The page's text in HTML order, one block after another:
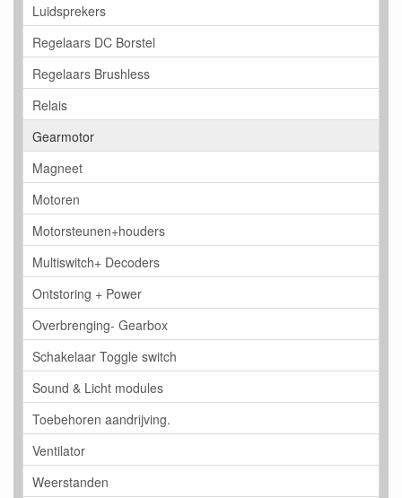
Luidsprekers
Regelaars DC Borstel
Regelaars Brushless
Relais
Gearmotor
Magneet
Motoren
Motorsteunen+houders
Multiswitch+ Decoders
Ontstoring + Power
Overbrenging- Gearbox
Schakelaar Toggle switch
Sound & Licht modules
Toebehoren aandrijving.
Ventilator
Weerstanden